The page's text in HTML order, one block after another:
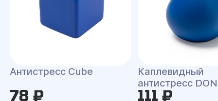
Антистресс Сube
78 ₽
Каплевидный
антистресс
111 ₽